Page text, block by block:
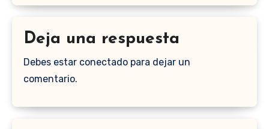
Deja una respuesta
Debes estar conectado para dejar un
comentario.